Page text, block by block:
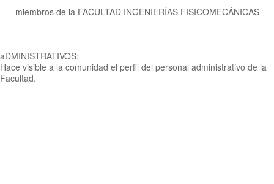
miembros de la FACULTAD INGENIERÍAS FISICOMECÁNICAS
aDMINISTRATIVOS:
Hace visible a la comunidad el perfil del personal administrativo de la
Facultad.